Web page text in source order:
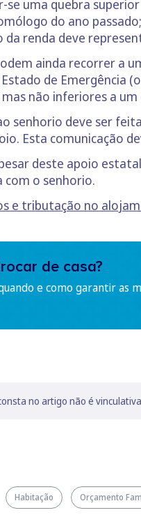
se uma quebra
do ano passado;
da renda deve
ainda recorrer a
de Emergência
não inferiores a
senhorio deve ser
Esta comunicação
deste apoio
o senhorio.
e tributação no
de casa?
e como garantir as
no artigo não é
Habitação Orçamento